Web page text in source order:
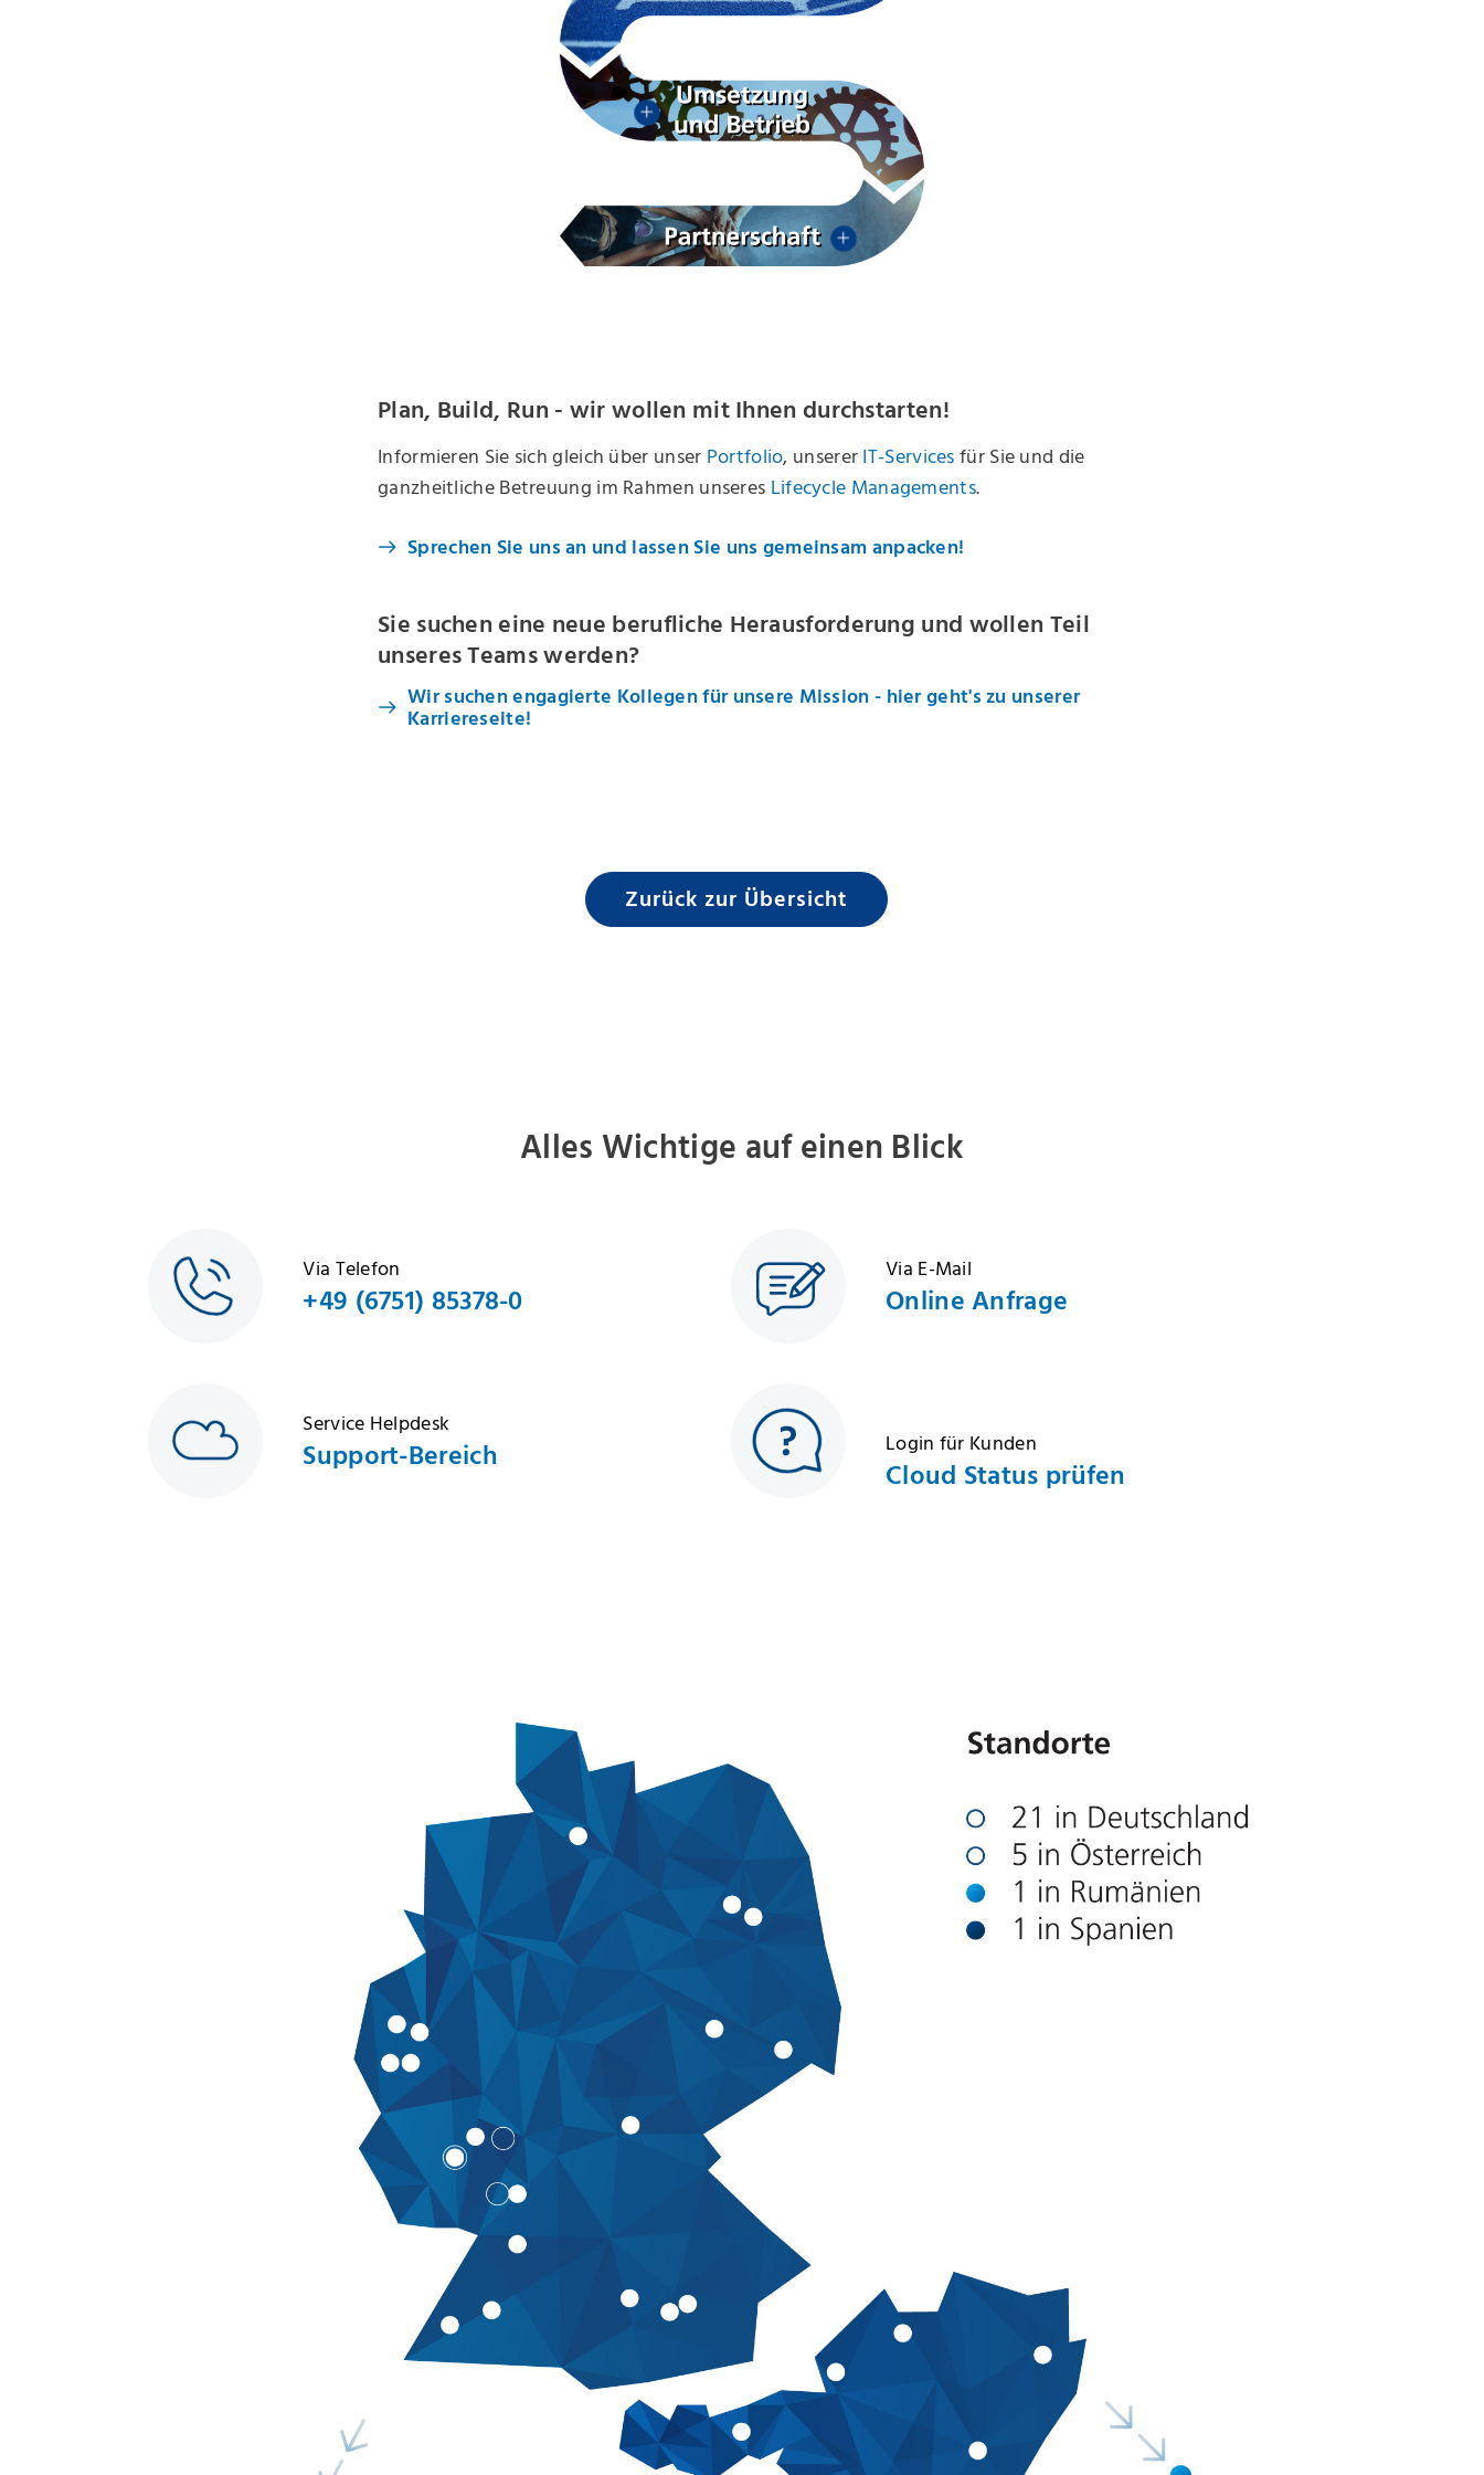
Plan, Build, Run - wir wollen mit Ihnen durchstarten!
Informieren Sie sich gleich über unser Portfolio, unserer IT-Services für Sie und die
ganzheitliche Betreuung im Rahmen unseres Lifecycle Managements.
Sprechen Sie uns an und lassen Sie uns gemeinsam anpacken!
Sie suchen eine neue berufliche Herausforderung und wollen Teil
unseres Teams werden?
Wir suchen engagierte Kollegen für unsere Mission - hier geht's zu unserer
Karriereseite!
Zurück zur Übersicht
Alles Wichtige auf einen Blick
Via Telefon
+49 (6751) 85378-0
Via E-Mail
Online Anfrage
Service Helpdesk
Support-Bereich Login für Kunden
Cloud Status prüfen